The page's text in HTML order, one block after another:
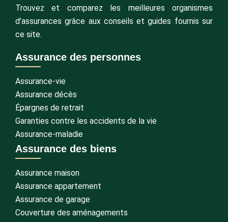
Trouvez et comparez les meilleures organismes
d’assurances grâce aux conseils et guides fournis sur
ce site.
Assurance des personnes
Assurance-vie
Assurance décès
Épargnes de retrait
Garanties contre les accidents de la vie
Assurance-maladie
Assurance des biens
Assurance maison
Assurance appartement
Assurance de garage
Couverture des aménagements